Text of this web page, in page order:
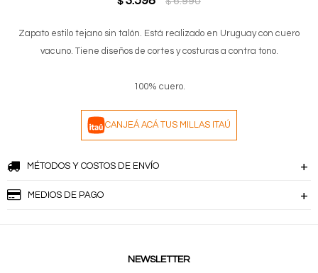
Zapato estilo tejano sin talón. Está realizado en Uruguay con cuero
vacuno. Tiene diseños de cortes y costuras a contra tono.
100% cuero.
CANJEÁ ACÁ TUS MILLAS ITAÚ
MÉTODOS Y COSTOS DE ENVÍO
MEDIOS DE PAGO
NEWSLETTER